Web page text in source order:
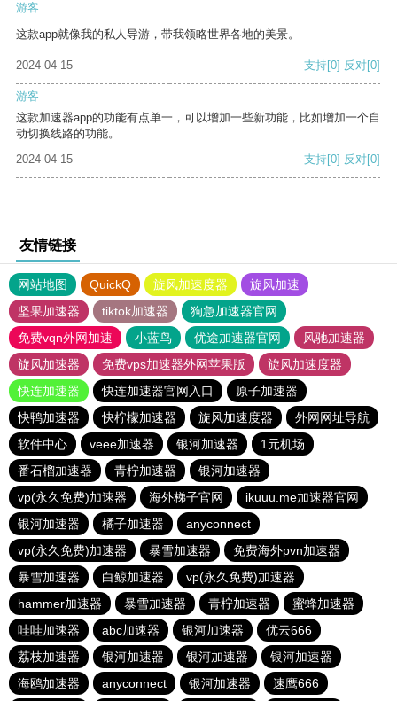
游客
这款app就像我的私人导游，带我领略世界各地的美景。
2024-04-15 支持[0] 反对[0]
游客
这款加速器app的功能有点单一，可以增加一些新功能，比如增加一个自
动切换线路的功能。
2024-04-15
支持[0] 反对[0]
友情链接
网站地图 QuickQ 旋风加速度器
旋风加速
坚果加速器
tiktok加速器
狗急加速器官网
免费vqn外网加速
小蓝鸟 优途加速器官网
风驰加速器
旋风加速器
免费vps加速器外网苹果版
旋风加速度器
快连加速器
快连加速器官网入口
原子加速器
快鸭加速器
快柠檬加速器 旋风加速度器
外网网址导航
软件中心
veee加速器 银河加速器
1元机场
番石榴加速器
青柠加速器
银河加速器
vp(永久免费)加速器
海外梯子官网
ikuuu.me加速器官网
银河加速器
橘子加速器
anyconnect
vp(永久免费)加速器
暴雪加速器
免费海外pvn加速器
暴雪加速器
白鲸加速器
vp(永久免费)加速器
hammer加速器
暴雪加速器 青柠加速器
蜜蜂加速器
哇哇加速器
abc加速器 银河加速器
优云666
荔枝加速器
银河加速器 银河加速器
银河加速器
海鸥加速器
anyconnect 银河加速器 速鹰666